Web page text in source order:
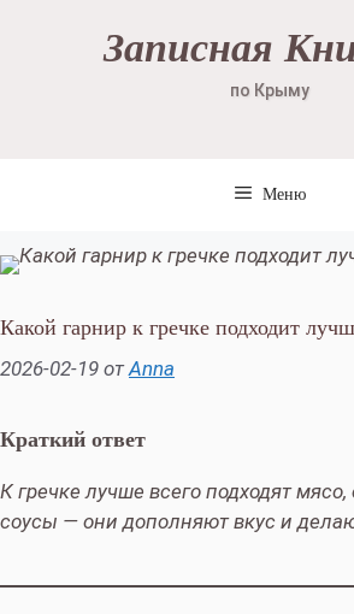
Записная
по Крыму
Меню
Какой гарнир к гречке подходит
2026-02-19 отAnna
Краткий ответ
К гречке лучше всего подходят
соусы — они дополняют вкус и